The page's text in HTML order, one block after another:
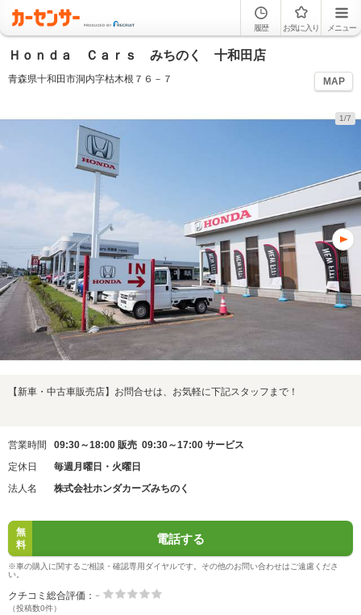
履歴 お気に入り メニュー
Ｈｏｎｄａ Ｃａｒｓ みちのく 十和田店
青森県十和田市洞内字枯木根７６－７ MAP
1/7
【新車・中古車販売店】お問合せは、お気軽に下記スタッフまで！
営業時間
09:30～18:00 販売 09:30～17:00 サービス
定休日
毎週月曜日・火曜日
法人名
株式会社ホンダカーズみちのく
無
料
電話する
※車の購入に関するご相談・確認専用ダイヤルです。その他のお問い合わせはご遠慮くださ
い。
クチコミ総合評価： -
（投稿数0件）